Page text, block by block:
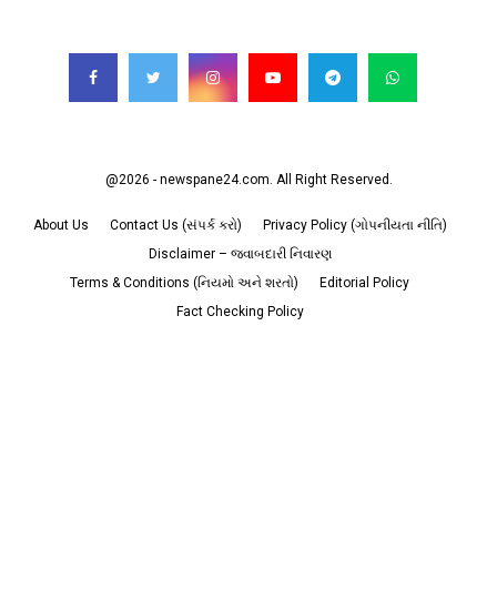
@2026 - newspane24.com. All Right Reserved.
About Us Contact Us (સંપર્ક કરો)
Privacy Policy (ગોપનીયતા નીતિ)
Disclaimer – જવાબદારી નિવારણ
Terms & Conditions (નિયમો અને શરતો)
Editorial Policy
Fact Checking Policy